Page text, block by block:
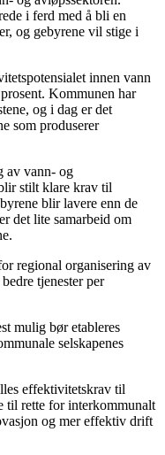
i ferd med å bli en
og gebyrene vil stige i
innen vann
Kommunen har
og i dag er det
som produserer
av vann- og
stilt klare krav til
blir lavere enn de
det lite samarbeid om
regional organisering av
tjenester per
mulig bør etableres
selskapenes
effektivitetskrav til
til rette for interkommunalt
og mer effektiv drift